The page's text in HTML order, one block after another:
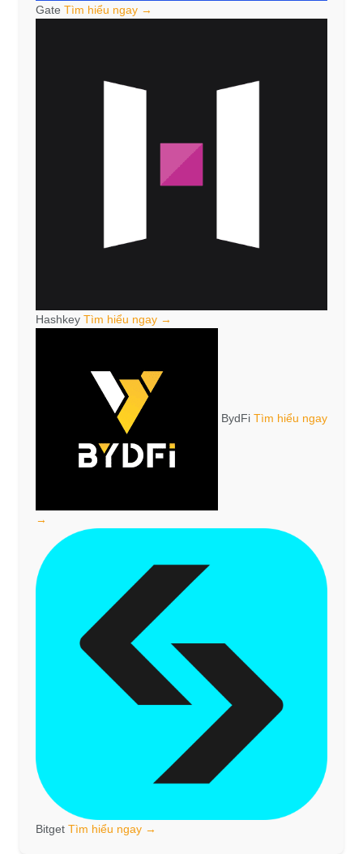
Gate Tìm hiểu ngay →
Hashkey Tìm hiểu ngay →
BydFi Tìm hiểu ngay
→
Bitget Tìm hiểu ngay →